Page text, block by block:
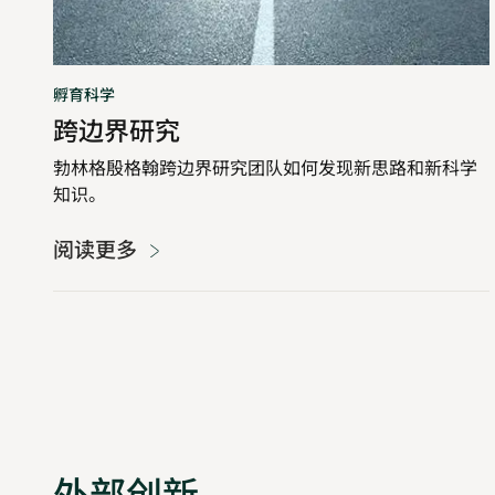
孵育科学
跨边界研究
勃林格殷格翰跨边界研究团队如何发现新思路和新科学
知识。
阅读更多